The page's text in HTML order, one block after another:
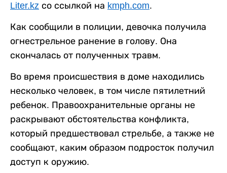
Liter.kz со ссылкой на kmph.com.
Как сообщили в полиции, девочка получила
огнестрельное ранение в голову. Она
скончалась от полученных травм.
Во время происшествия в доме находились
несколько человек, в том числе пятилетний
ребенок. Правоохранительные органы не
раскрывают обстоятельства конфликта,
который предшествовал стрельбе, а также не
сообщают, каким образом подросток получил
доступ к оружию.